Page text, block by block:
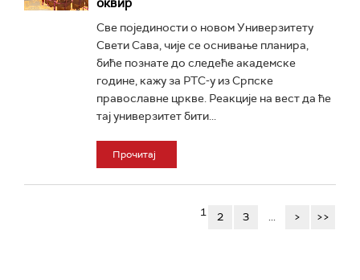
оквир
Све појединости о новом Универзитету
Свети Сава, чије се оснивање планира,
биће познате до следеће академске
године, кажу за РТС-у из Српске
православне цркве. Реакције на вест да ће
тај универзитет бити...
Прочитај
1 2 3 ... > >>